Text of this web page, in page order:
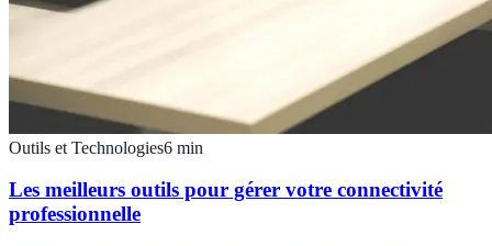
Outils et Technologies6 min
Les meilleurs outils pour gérer votre connectivité
professionnelle